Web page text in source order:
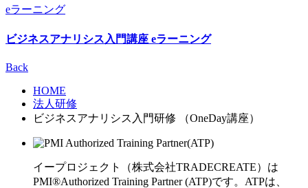
eラーニング
ビジネスアナリシス入門講座 eラーニング
Back
HOME
法人研修
ビジネスアナリシス入門研修 （OneDay講座）
イープロジェクト（株式会社TRADECREATE）は
PMI®Authorized Training Partner (ATP)です。ATPは、